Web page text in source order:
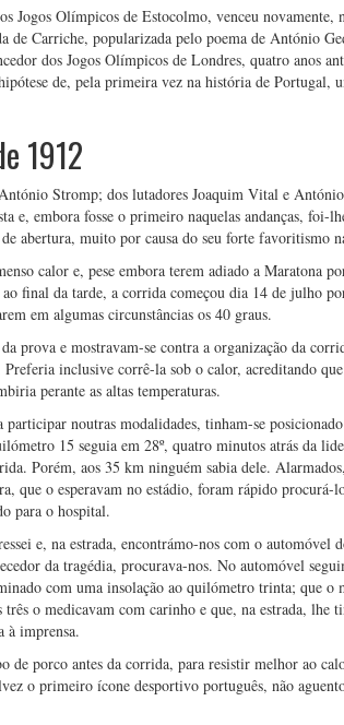
Jogos Olímpicos de Estocolmo, venceu novamente,
de Carriche, popularizada pelo poema de António
dos Jogos Olímpicos de Londres, quatro anos
de, pela primeira vez na história de Portugal,
1912
Stromp; dos lutadores Joaquim Vital e
e, embora fosse o primeiro naquelas andanças, foi-
abertura, muito por causa do seu forte favoritismo
calor e, pese embora terem adiado a Maratona
final da tarde, a corrida começou dia 14 de julho
em algumas circunstâncias os 40 graus.
prova e mostravam-se contra a organização da
inclusive corrê-la sob o calor, acreditando
perante as altas temperaturas.
participar noutras modalidades, tinham-se
15 seguia em 28º, quatro minutos atrás da
Porém, aos 35 km ninguém sabia dele.
que o esperavam no estádio, foram rápido procurá-
para o hospital.
e, na estrada, encontrámo-nos com o automóvel
da tragédia, procurava-nos. No automóvel
com uma insolação ao quilómetro trinta; que o
o medicavam com carinho e que, na estrada, lhe
à imprensa.
de porco antes da corrida, para resistir melhor ao
o primeiro ícone desportivo português, não